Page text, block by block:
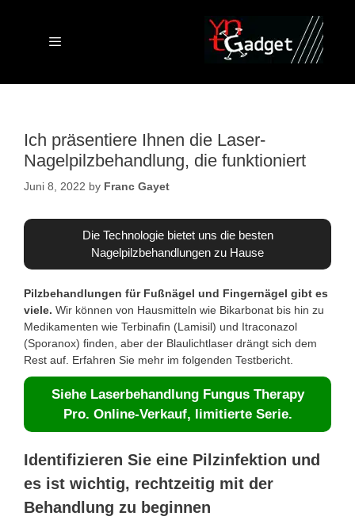
Menu
Ich präsentiere Ihnen die Laser-
Nagelpilzbehandlung, die funktioniert
Juni 8, 2022 by Franc Gayet
Die Technologie bietet uns die besten
Nagelpilzbehandlungen zu Hause
Pilzbehandlungen für Fußnägel und Fingernägel gibt es
viele. Wir können von Hausmitteln wie Bikarbonat bis hin zu
Medikamenten wie Terbinafin (Lamisil) und Itraconazol
(Sporanox) finden, aber der Blaulichtlaser drängt sich dem
Rest auf. Erfahren Sie mehr im folgenden Testbericht.
Siehe Laserbehandlung Fungus Therapy
Pro. Online-Verkauf, limitierte Serie.
Identifizieren Sie eine Pilzinfektion und
es ist wichtig, rechtzeitig mit der
Behandlung zu beginnen